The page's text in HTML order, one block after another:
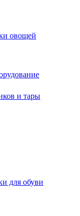
овощей
и тары
для обуви